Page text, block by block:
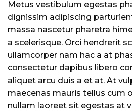
Metus vestibulum egestas
dignissim adipiscing
massa nascetur pharetra
a scelerisque. Orci hendrerit
ullamcorper nam hac a at
consectetur dapibus libero
aliquet arcu duis a et at. At
maecenas mauris tellus cum
nullam laoreet sit egestas at